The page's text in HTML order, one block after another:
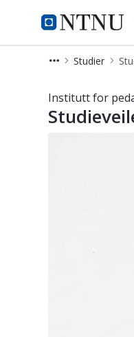
NTNU Hjemmeside
Institutt
Studier
Institutt for